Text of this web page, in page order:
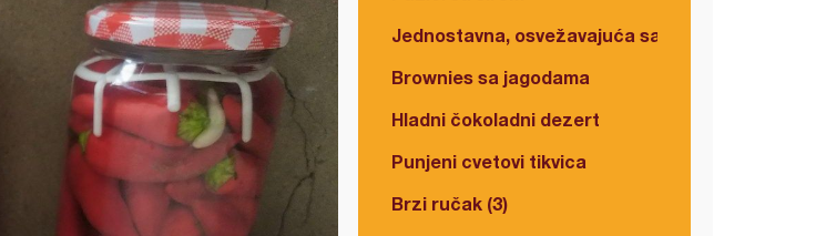
Jednostavna, osvežavajuća salata
Brownies sa jagodama
Hladni čokoladni dezert
Punjeni cvetovi tikvica
Brzi ručak (3)